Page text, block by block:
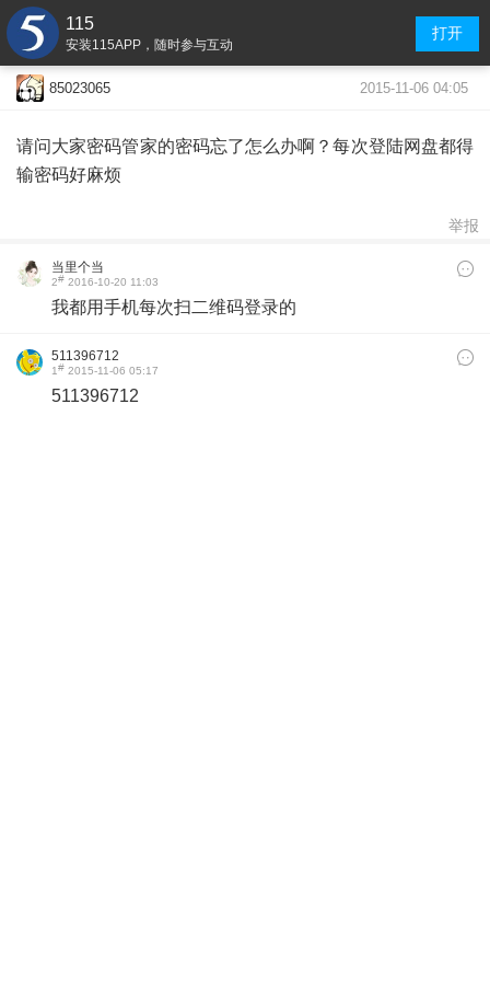
115
安装115APP，随时参与互动
打开
85023065 2015-11-06 04:05
请问大家密码管家的密码忘了怎么办啊？每次登陆网盘都得
输密码好麻烦
举报
当里个当
2# 2016-10-20 11:03
我都用手机每次扫二维码登录的
511396712
1# 2015-11-06 05:17
511396712